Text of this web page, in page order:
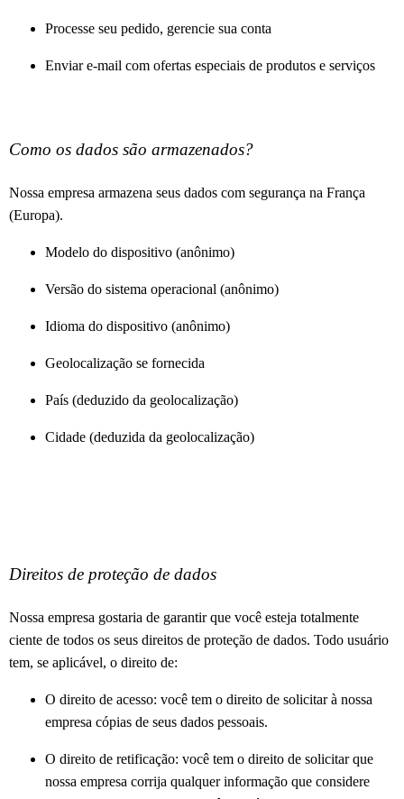
Processe seu pedido, gerencie sua conta
Enviar e-mail com ofertas especiais de produtos e serviços
Como os dados são armazenados?
Nossa empresa armazena seus dados com segurança na França
(Europa).
Modelo do dispositivo (anônimo)
Versão do sistema operacional (anônimo)
Idioma do dispositivo (anônimo)
Geolocalização se fornecida
País (deduzido da geolocalização)
Cidade (deduzida da geolocalização)
Direitos de proteção de dados
Nossa empresa gostaria de garantir que você esteja totalmente
ciente de todos os seus direitos de proteção de dados. Todo usuário
tem, se aplicável, o direito de:
O direito de acesso: você tem o direito de solicitar à nossa
empresa cópias de seus dados pessoais.
O direito de retificação: você tem o direito de solicitar que
nossa empresa corrija qualquer informação que considere